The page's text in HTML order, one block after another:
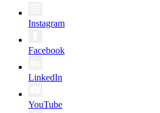
Instagram
Facebook
LinkedIn
YouTube